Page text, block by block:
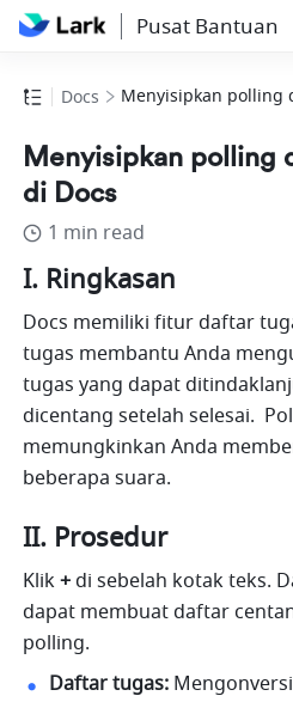
Pusat Bantuan
Docs Menyisipkan polling
Menyisipkan polling
di Docs
1 min read
I. Ringkasan
Docs memiliki fitur daftar
tugas membantu Anda
tugas yang dapat
dicentang setelah selesai.
memungkinkan Anda
beberapa suara.
II. Prosedur
Klik + di sebelah kotak teks.
dapat membuat daftar
polling.
Daftar tugas: